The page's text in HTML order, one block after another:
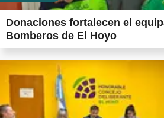
Donaciones fortalecen el
Bomberos de El Hoyo